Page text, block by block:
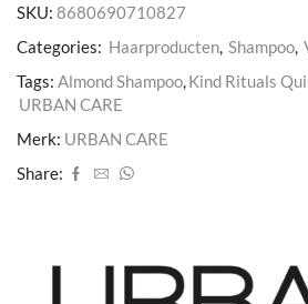
SKU: 8680690710827
Categories: Haarproducten, Shampoo,
Tags: Almond Shampoo,Kind Rituals
URBAN CARE
Merk: URBAN CARE
Share: